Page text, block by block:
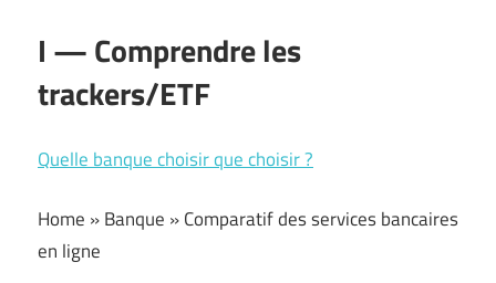
I — Comprendre les
trackers/ETF
Quelle banque choisir que choisir ?
Home » Banque » Comparatif des services bancaires
en ligne